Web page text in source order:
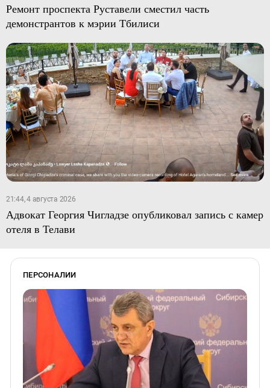
Ремонт проспекта Руставели сместил часть
демонстрантов к мэрии Тбилиси
21:44, 4 августа 2026
Адвокат Георгия Чигладзе опубликовал запись с камер
отеля в Телави
ПЕРСОНАЛИИ